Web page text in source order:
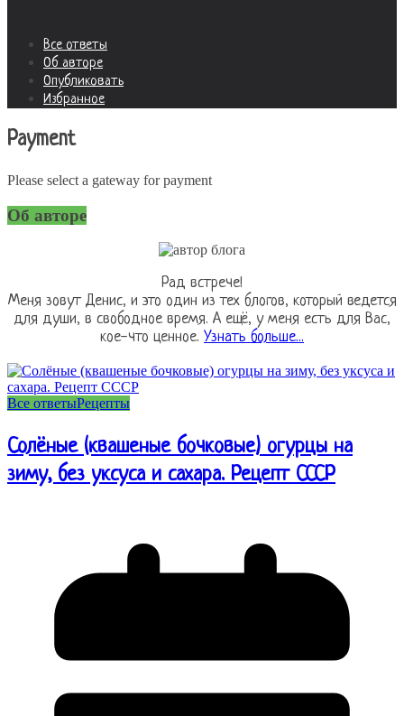
Все ответы
Об авторе
Опубликовать
Избранное
Payment
Please select a gateway for payment
Об авторе
Рад встрече!
Меня зовут Денис, и это один из тех блогов, который ведется
для души, в свободное время. А ещё, у меня есть для Вас,
кое-что ценное. Узнать больше...
Все ответыРецепты
Солёные (квашеные бочковые) огурцы на
зиму, без уксуса и сахара. Рецепт СССР